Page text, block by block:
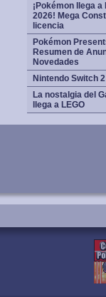
¡Pokémon llega a
2026! Mega
licencia
Pokémon
Resumen de
Novedades
Nintendo Switch
La nostalgia del
llega a LEGO